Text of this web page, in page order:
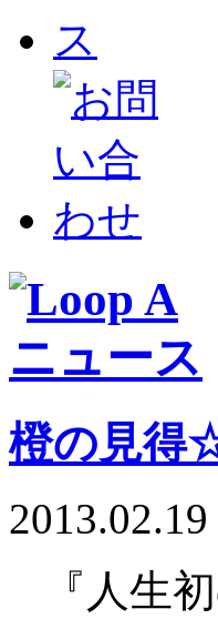
橙の見得
2013.02.19
『人生